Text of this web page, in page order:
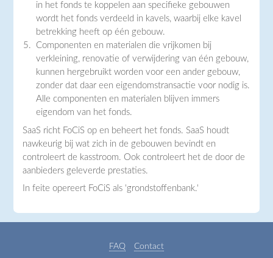
in het fonds te koppelen aan specifieke gebouwen
wordt het fonds verdeeld in kavels, waarbij elke kavel
betrekking heeft op één gebouw.
Componenten en materialen die vrijkomen bij
verkleining, renovatie of verwijdering van één gebouw,
kunnen hergebruikt worden voor een ander gebouw,
zonder dat daar een eigendomstransactie voor nodig is.
Alle componenten en materialen blijven immers
eigendom van het fonds.
SaaS richt FoCiS op en beheert het fonds. SaaS houdt
nawkeurig bij wat zich in de gebouwen bevindt en
controleert de kasstroom. Ook controleert het de door de
aanbieders geleverde prestaties.
In feite opereert FoCiS als 'grondstoffenbank.'
FAQ Contact